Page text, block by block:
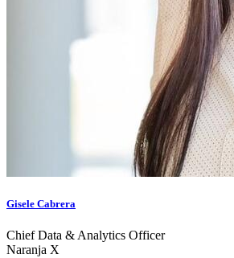
Gisele Cabrera
Chief Data & Analytics Officer
Naranja X